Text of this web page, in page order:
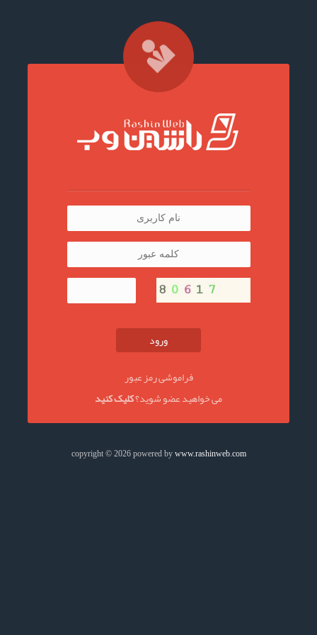
ورود
فراموشی رمز عبور
می خواهید عضو شوید؟کلیک کنید
copyright © 2026 powered by www.rashinweb.com